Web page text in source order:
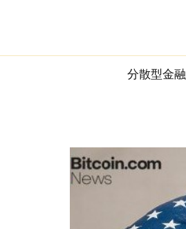
content
分散型金融